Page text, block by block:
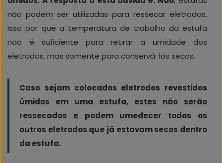
não podem ser utilizadas para ressecar eletrodos.
Isso por que a temperatura de trabalho da estufa
não é suficiente para retirar a umidade dos
eletrodos, mas somente para conservá-los secos.
Caso sejam colocados eletrodos revestidos
úmidos em uma estufa, estes não serão
ressecados e podem umedecer todos os
outros eletrodos que já estavam secos dentro
da estufa.